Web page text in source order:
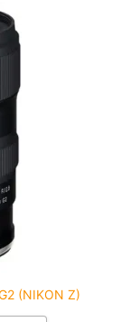
(NIKON Z)